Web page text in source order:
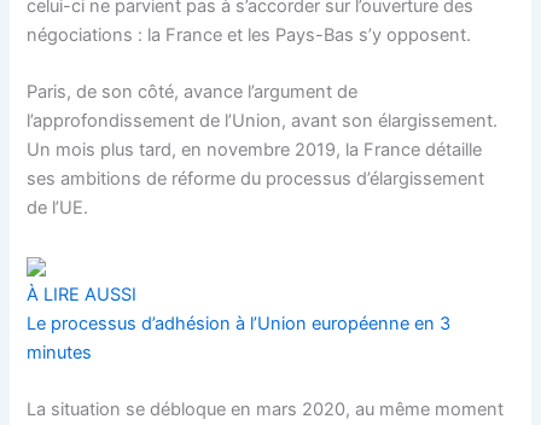
celui-ci ne parvient pas à s’accorder sur l’ouverture des
négociations : la France et les Pays-Bas s’y opposent.
Paris, de son côté, avance l’argument de
l’approfondissement de l’Union, avant son élargissement.
Un mois plus tard, en novembre 2019, la France détaille
ses ambitions de réforme du processus d’élargissement
de l’UE.
À LIRE AUSSI
Le processus d’adhésion à l’Union européenne en 3
minutes
La situation se débloque en mars 2020, au même moment